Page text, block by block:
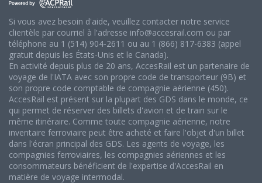
Si vous avez besoin d'aide, veuillez contacter notre service
clientèle par courriel à l'adresse info@accesrail.com ou par
téléphone au 1 (514) 904-2611 ou au 1 (866) 817-6383 (appel
gratuit depuis les États-Unis et le Canada).
En activité depuis plus de 20 ans, AccesRail est un partenaire de
voyage de l'IATA avec son propre code de transporteur (9B) et
son propre code comptable de compagnie aérienne (450).
AccesRail est présent sur la plupart des GDS dans le monde, ce
qui permet de réserver des billets d'avion et de train sur le
même itinéraire. Comme toute compagnie aérienne, notre
inventaire ferroviaire peut être acheté et faire l'objet d'un billet
dans l'écran principal des GDS. Les agents de voyage, les
compagnies ferroviaires, les compagnies aériennes et les
consommateurs bénéficient de l'expertise d'AccesRail en
matière de voyage intermodal.